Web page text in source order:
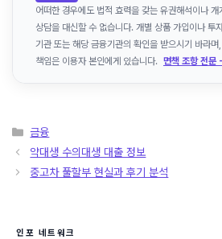
어떠한 경우에도 법적 효력을 갖는 유권해석이나
상담을 대신할 수 없습니다. 개별 상품 가입이나 투
기관 또는 해당 금융기관의 확인을 받으시기 바라
책임은 이용자 본인에게 있습니다. 면책 조항 전문
카
테
리
금융
약대생 수의대생 대출 정보
중고차 풀할부 현실과 후기 분석
인포 네트워크